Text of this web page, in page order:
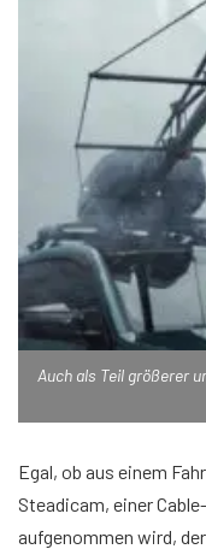
Auch als Teil größerer
Egal, ob aus einem
Steadicam, einer
aufgenommen wird,